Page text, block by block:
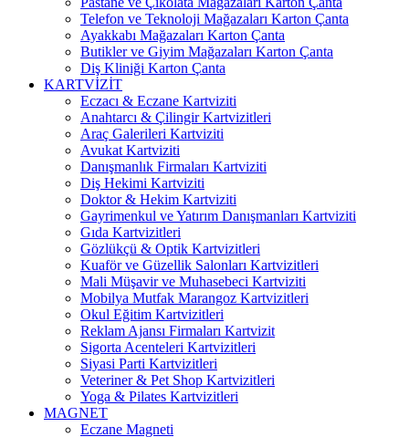
Telefon ve Teknoloji Mağazaları Karton Çanta
Ayakkabı Mağazaları Karton Çanta
Butikler ve Giyim Mağazaları Karton Çanta
Diş Kliniği Karton Çanta
KARTVİZİT
Eczacı & Eczane Kartviziti
Anahtarcı & Çilingir Kartvizitleri
Araç Galerileri Kartviziti
Avukat Kartviziti
Danışmanlık Firmaları Kartviziti
Diş Hekimi Kartviziti
Doktor & Hekim Kartviziti
Gayrimenkul ve Yatırım Danışmanları Kartviziti
Gıda Kartvizitleri
Gözlükçü & Optik Kartvizitleri
Kuaför ve Güzellik Salonları Kartvizitleri
Mali Müşavir ve Muhasebeci Kartviziti
Mobilya Mutfak Marangoz Kartvizitleri
Okul Eğitim Kartvizitleri
Reklam Ajansı Firmaları Kartvizit
Sigorta Acenteleri Kartvizitleri
Siyasi Parti Kartvizitleri
Veteriner & Pet Shop Kartvizitleri
Yoga & Pilates Kartvizitleri
MAGNET
Eczane Magneti